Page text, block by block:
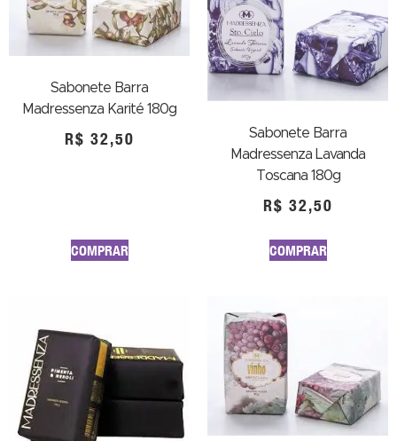
Sabonete Barra
Madressenza Karité 180g
R$ 32,50
COMPRAR
Sabonete Barra
Madressenza Lavanda
Toscana 180g
R$ 32,50
COMPRAR